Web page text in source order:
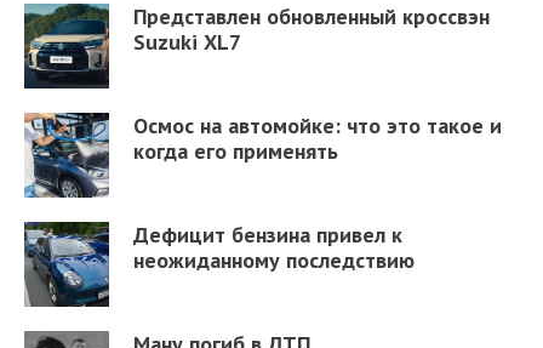
Представлен обновленный кроссвэн
Suzuki XL7
Осмос на автомойке: что это такое и
когда его применять
Дефицит бензина привел к
неожиданному последствию